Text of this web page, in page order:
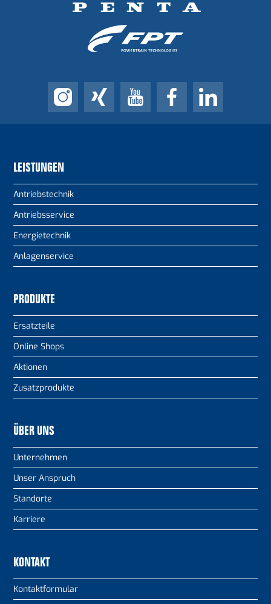
LEISTUNGEN
Antriebstechnik
Antriebsservice
Energietechnik
Anlagenservice
PRODUKTE
Ersatzteile
Online Shops
Aktionen
Zusatzprodukte
ÜBER UNS
Unternehmen
Unser Anspruch
Standorte
Karriere
KONTAKT
Kontaktformular